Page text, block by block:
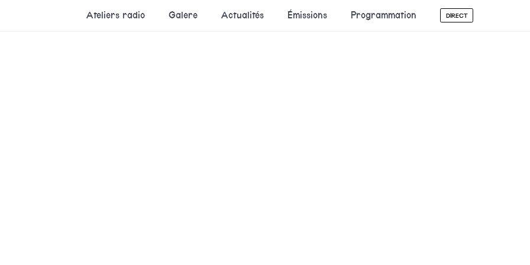
Ateliers radio Galere Actualités Émissions Programmation DIRECT